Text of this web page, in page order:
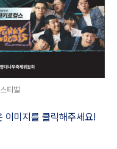
티벌
이미지를 클릭해주세요!